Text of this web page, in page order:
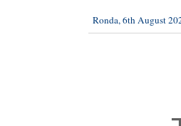
Ronda, 6th August